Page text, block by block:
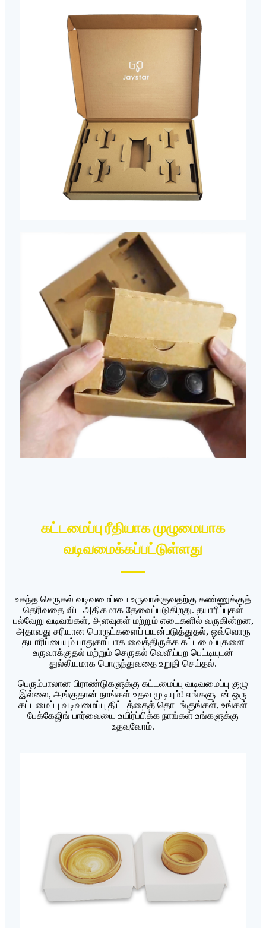
கட்டமைப்பு ரீதியாக முழுமையாக
வடிவமைக்கப்பட்டுள்ளது
உகந்த செருகல் வடிவமைப்பை உருவாக்குவதற்கு கண்ணுக்குத்
தெரிவதை விட அதிகமாக தேவைப்படுகிறது. தயாரிப்புகள்
பல்வேறு வடிவங்கள், அளவுகள் மற்றும் எடைகளில் வருகின்றன,
அதாவது சரியான பொருட்களைப் பயன்படுத்துதல், ஒவ்வொரு
தயாரிப்பையும் பாதுகாப்பாக வைத்திருக்க கட்டமைப்புகளை
உருவாக்குதல் மற்றும் செருகல் வெளிப்புற பெட்டியுடன்
துல்லியமாக பொருந்துவதை உறுதி செய்தல்.
பெரும்பாலான பிராண்டுகளுக்கு கட்டமைப்பு வடிவமைப்பு குழு
இல்லை, அங்குதான் நாங்கள் உதவ முடியும்! எங்களுடன் ஒரு
கட்டமைப்பு வடிவமைப்பு திட்டத்தைத் தொடங்குங்கள், உங்கள்
பேக்கேஜிங் பார்வையை உயிர்ப்பிக்க நாங்கள் உங்களுக்கு
உதவுவோம்.